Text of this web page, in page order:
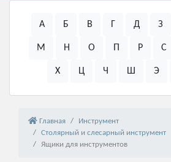
А Б В Г Д З
М Н О П Р С
Х Ц Ч Ш Э
Главная
Инструмент
Столярный и слесарный инструмент
Ящики для инструментов